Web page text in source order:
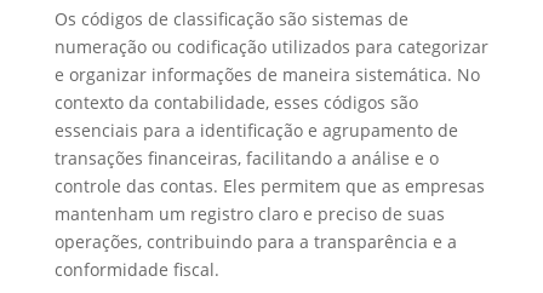
Os códigos de classificação são sistemas de
numeração ou codificação utilizados para categorizar
e organizar informações de maneira sistemática. No
contexto da contabilidade, esses códigos são
essenciais para a identificação e agrupamento de
transações financeiras, facilitando a análise e o
controle das contas. Eles permitem que as empresas
mantenham um registro claro e preciso de suas
operações, contribuindo para a transparência e a
conformidade fiscal.